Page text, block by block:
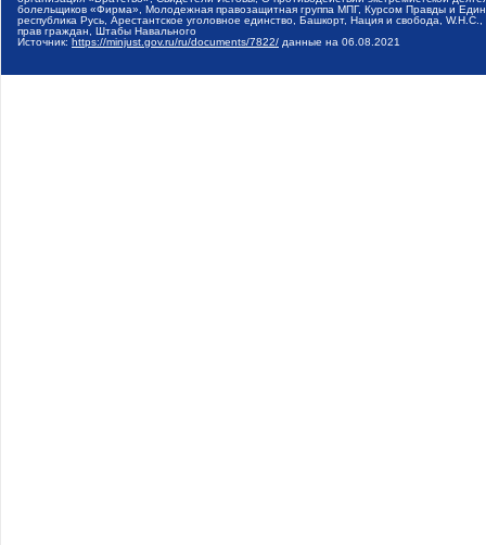
болельщиков «Фирма», Молодежная правозащитная группа МПГ, Курсом Правды и
республика Русь, Арестантское уголовное единство, Башкорт, Нация и свобода,
прав граждан, Штабы Навального
Источник: https://minjust.gov.ru/ru/documents/7822/ данные на 06.08.2021